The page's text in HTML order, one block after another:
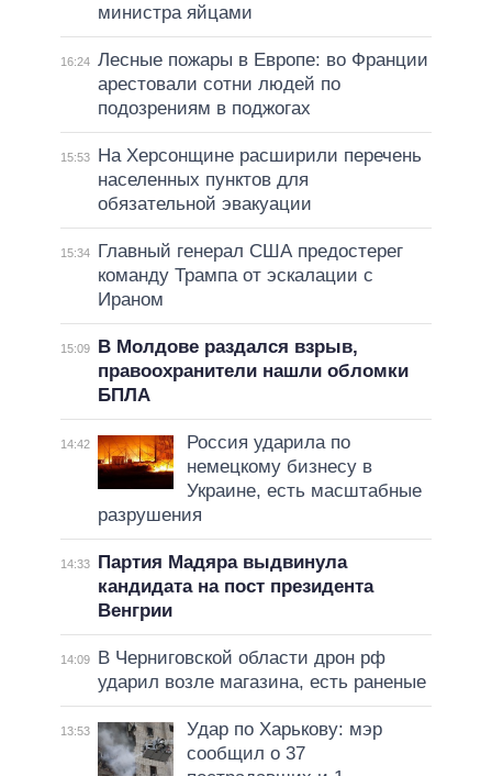
министра яйцами
16:24 Лесные пожары в Европе: во Франции
арестовали сотни людей по
подозрениям в поджогах
15:53
На Херсонщине расширили перечень
населенных пунктов для
обязательной эвакуации
15:34
Главный генерал США предостерег
команду Трампа от эскалации с
Ираном
15:09
В Молдове раздался взрыв,
правоохранители нашли обломки
БПЛА
14:42
Россия ударила по
немецкому бизнесу в
Украине, есть масштабные
разрушения
14:33
Партия Мадяра выдвинула
кандидата на пост президента
Венгрии
14:09
В Черниговской области дрон рф
ударил возле магазина, есть раненые
13:53
Удар по Харькову: мэр
сообщил о 37